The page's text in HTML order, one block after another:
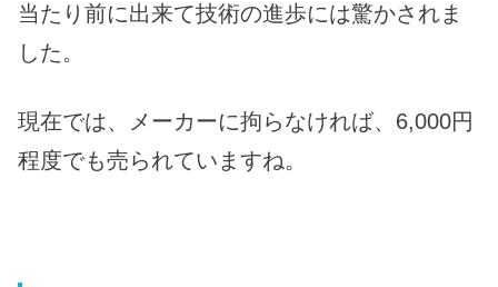
当たり前に出来て技術の進歩には驚かされま
した。
現在では、メーカーに拘らなければ、6,000円
程度でも売られていますね。